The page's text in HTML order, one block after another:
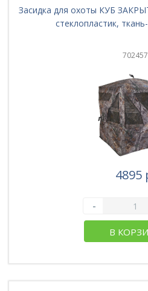
Засидка для охоты КУБ
стеклопластик,
702457
4895
-
В